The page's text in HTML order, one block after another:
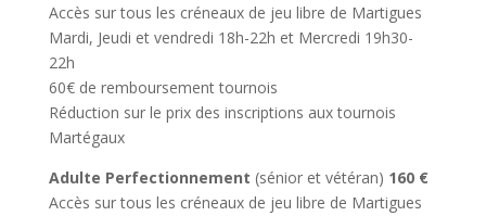
Accès sur tous les créneaux de jeu libre de Martigues
Mardi, Jeudi et vendredi 18h-22h et Mercredi 19h30-
22h
60€ de remboursement tournois
Réduction sur le prix des inscriptions aux tournois
Martégaux
Adulte Perfectionnement (sénior et vétéran) 160 €
Accès sur tous les créneaux de jeu libre de Martigues